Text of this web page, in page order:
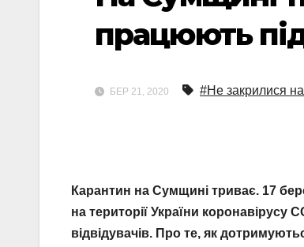
працюють
БЕР 21, 2020 #Не закрилися
Карантин на Сумщині триває. 17
на території України коронавірусу
відвідувачів. Про те, як